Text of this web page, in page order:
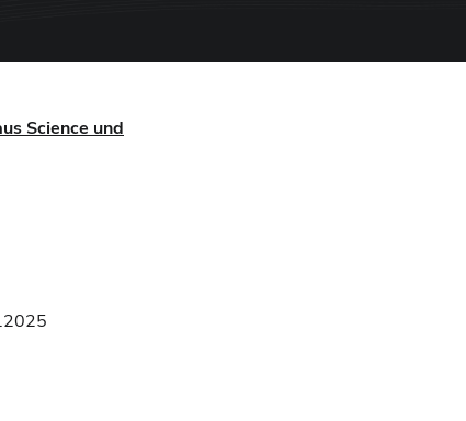
Science und